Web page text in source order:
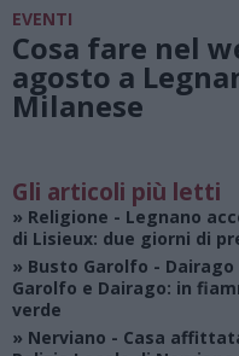
EVENTI
Cosa fare nel
agosto a
Milanese
Gli articoli più letti
» Religione - Legnano
di Lisieux: due giorni di
» Busto Garolfo - Dairago
Garolfo e Dairago: in
verde
» Nerviano - Casa